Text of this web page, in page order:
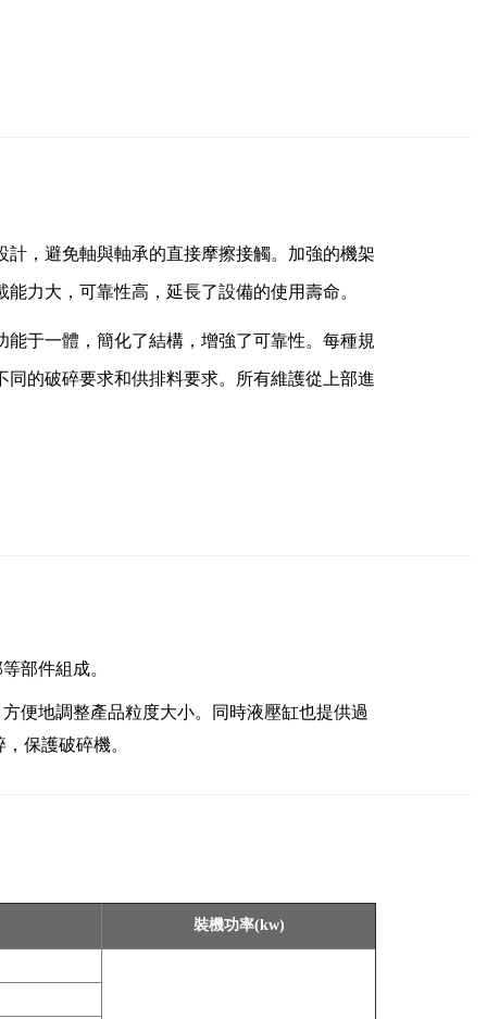
計，避免軸與軸承的直接摩擦接觸。加強的機架
力大，可靠性高，延長了設備的使用壽命。
能于一體，簡化了結構，增強了可靠性。每種規
同的破碎要求和供排料要求。所有維護從上部進
部件組成。
便地調整產品粒度大小。同時液壓缸也提供過
保護破碎機。
裝機功率(kw)